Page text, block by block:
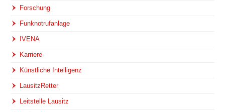
Forschung
Funknotrufanlage
IVENA
Karriere
Künstliche Intelligenz
LausitzRetter
Leitstelle Lausitz